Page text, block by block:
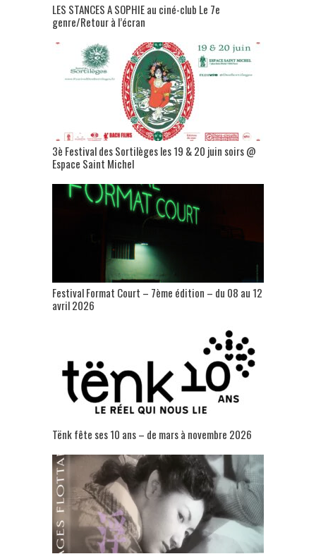
LES STANCES A SOPHIE au ciné-club Le 7e
genre/Retour à l’écran
3è Festival des Sortilèges les 19 & 20 juin soirs @
Espace Saint Michel
Festival Format Court – 7ème édition – du 08 au 12
avril 2026
Tënk fête ses 10 ans – de mars à novembre 2026